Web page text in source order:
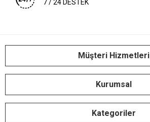
7 / 24 DESTEK
Müşteri Hizmetleri
Kurumsal
Kategoriler